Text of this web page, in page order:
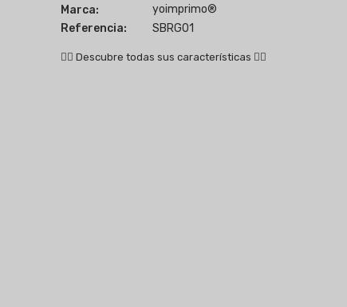
Marca:
yoimprimo®
Referencia:
SBRG01
👇🏻 Descubre todas sus características 👇🏻